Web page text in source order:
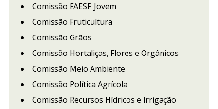
Comissão FAESP Jovem
Comissão Fruticultura
Comissão Grãos
Comissão Hortaliças, Flores e Orgânicos
Comissão Meio Ambiente
Comissão Política Agrícola
Comissão Recursos Hídricos e Irrigação